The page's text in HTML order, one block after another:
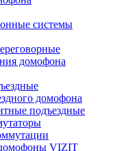
системы
домофона
домофона
подъездные
VIZIT